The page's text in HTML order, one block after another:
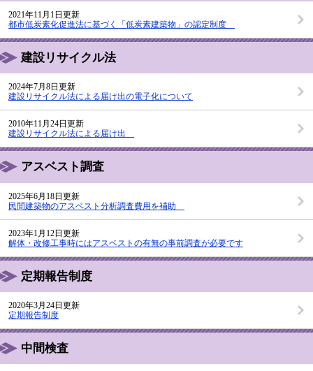
2021年11月1日更新
都市低炭素化促進法に基づく「低炭素建築物」の認定制度
建設リサイクル法
2024年7月8日更新
建設リサイクル法による届け出の電子化について
2010年11月24日更新
建設リサイクル法による届け出
アスベスト調査
2025年6月18日更新
民間建築物のアスベスト分析調査費用を補助
2023年1月12日更新
解体・改修工事時にはアスベストの有無の事前調査が必要です
定期報告制度
2020年3月24日更新
定期報告制度
中間検査